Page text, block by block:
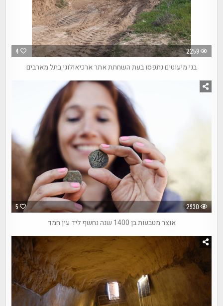
4 2259
בני מיעוטים נתפסו בעת השחתת אתר ארכיאולוגי בתל מארבים
5 2930
אוצר מטבעות בן 1400 שנה נחשף ליד עין חמד